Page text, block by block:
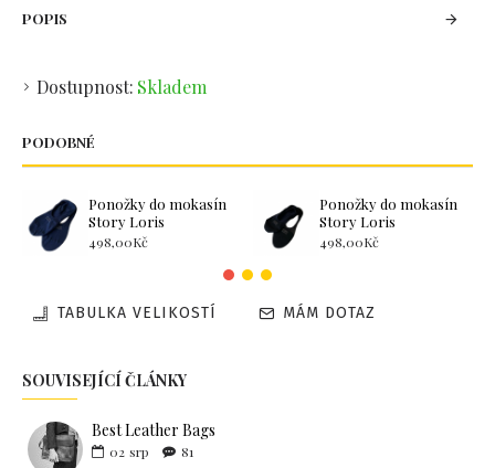
Dostupnost: Skladem
POPIS
PODOBNÉ
Ponožky do mokasín
Story Loris
498,00Kč
Ponožky do mokasín
Story Loris
498,00Kč
TABULKA VELIKOSTÍ MÁM DOTAZ
SOUVISEJÍCÍ ČLÁNKY
Best Leather Bags
02 srp 81